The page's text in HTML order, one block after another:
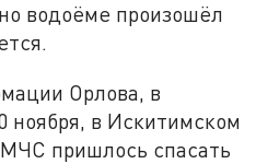
водоёме произошёл
Орлова, в
ноября, в Искитимском
пришлось спасать